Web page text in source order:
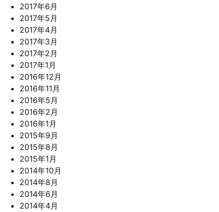
2017年6月
2017年5月
2017年4月
2017年3月
2017年2月
2017年1月
2016年12月
2016年11月
2016年5月
2016年2月
2016年1月
2015年9月
2015年8月
2015年1月
2014年10月
2014年8月
2014年6月
2014年4月